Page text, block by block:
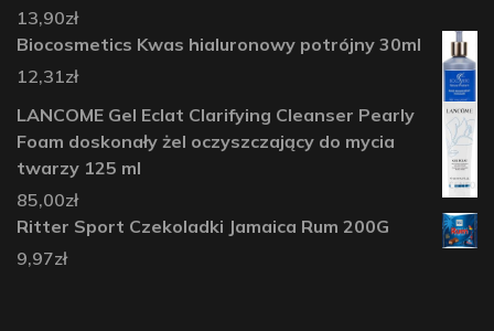
13,90zł
Biocosmetics Kwas hialuronowy potrójny 30ml
12,31zł
LANCOME Gel Eclat Clarifying Cleanser Pearly
Foam doskonały żel oczyszczający do mycia
twarzy 125 ml
85,00zł
Ritter Sport Czekoladki Jamaica Rum 200G
9,97zł